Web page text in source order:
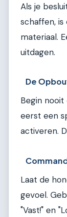
Als je
schaffen,
materiaal.
uitdagen.
De
Begin
eerst een
activeren.
Laat de
gevoel.
"Vast!" en